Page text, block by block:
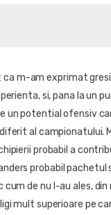
m-am exprimat
si, pana la un
un potential ofensiv
al campionatului.
probabil a
probabil pachetul
de nu l-au ales,
mult superioare pe